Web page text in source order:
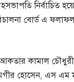
নির্বাচিত
বোর্ড এ
আকতার কামাল
হোসেন, এস এম